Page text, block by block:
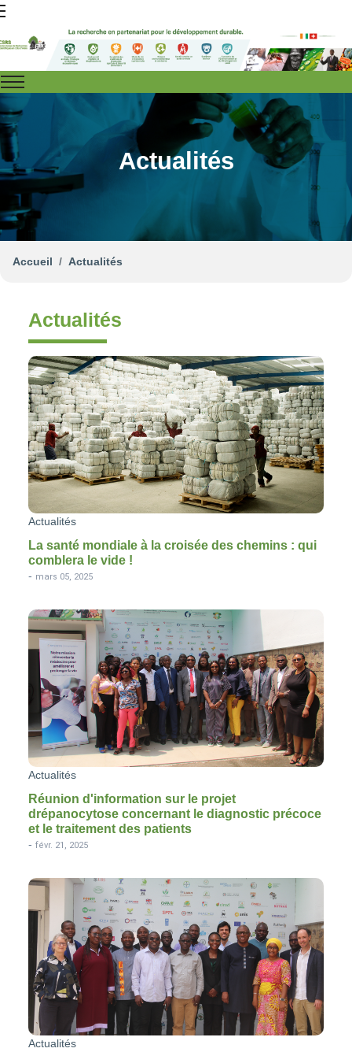
Actualités
Accueil Actualités
Actualités
Actualités
La santé mondiale à la croisée des chemins : qui
comblera le vide !
- mars 05, 2025
Actualités
Réunion d'information sur le projet
drépanocytose concernant le diagnostic précoce
et le traitement des patients
- févr. 21, 2025
Actualités